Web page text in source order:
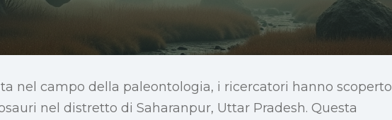
nel campo della paleontologia, i ricercatori hanno scoperto
nel distretto di Saharanpur, Uttar Pradesh. Questa